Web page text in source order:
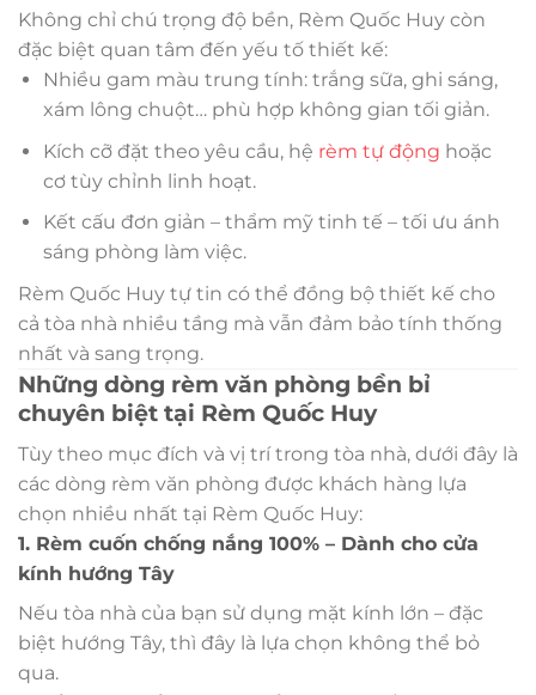
Không chỉ chú trọng độ bền, Rèm Quốc Huy còn
đặc biệt quan tâm đến yếu tố thiết kế:
Nhiều gam màu trung tính: trắng sữa, ghi sáng,
xám lông chuột… phù hợp không gian tối giản.
Kích cỡ đặt theo yêu cầu, hệ rèm tự động hoặc
cơ tùy chỉnh linh hoạt.
Kết cấu đơn giản – thẩm mỹ tinh tế – tối ưu ánh
sáng phòng làm việc.
Rèm Quốc Huy tự tin có thể đồng bộ thiết kế cho
cả tòa nhà nhiều tầng mà vẫn đảm bảo tính thống
nhất và sang trọng.
Những dòng rèm văn phòng bền bỉ
chuyên biệt tại Rèm Quốc Huy
Tùy theo mục đích và vị trí trong tòa nhà, dưới đây là
các dòng rèm văn phòng được khách hàng lựa
chọn nhiều nhất tại Rèm Quốc Huy:
1. Rèm cuốn chống nắng 100% – Dành cho cửa
kính hướng Tây
Nếu tòa nhà của bạn sử dụng mặt kính lớn – đặc
biệt hướng Tây, thì đây là lựa chọn không thể bỏ
qua.